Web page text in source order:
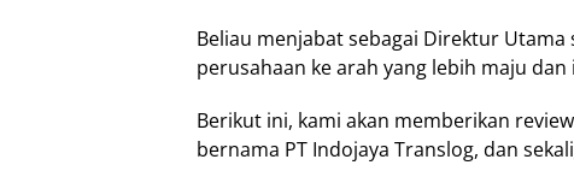
Beliau menjabat sebagai Direktur Utama
perusahaan ke arah yang lebih maju dan
Berikut ini, kami akan memberikan
bernama PT Indojaya Translog, dan